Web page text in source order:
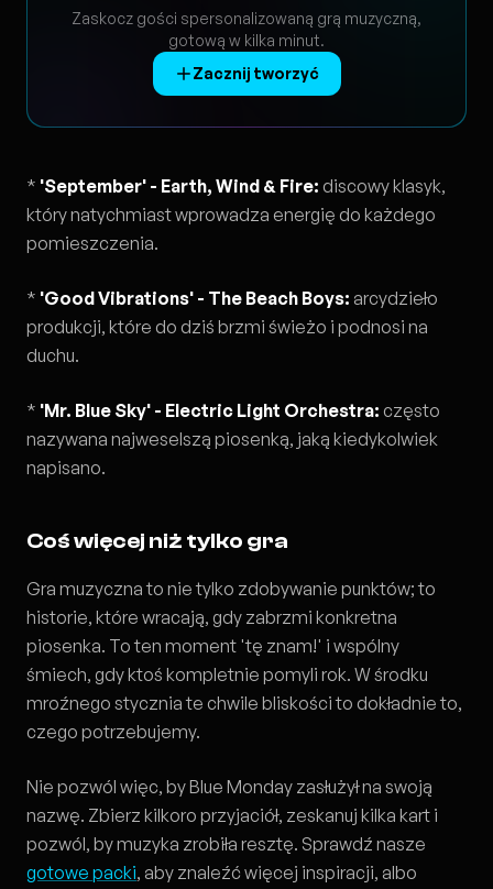
Zaskocz gości spersonalizowaną grą muzyczną,
gotową w kilka minut.
Zacznij tworzyć
* 'September' - Earth, Wind & Fire: discowy klasyk,
który natychmiast wprowadza energię do każdego
pomieszczenia.
* 'Good Vibrations' - The Beach Boys: arcydzieło
produkcji, które do dziś brzmi świeżo i podnosi na
duchu.
* 'Mr. Blue Sky' - Electric Light Orchestra: często
nazywana najweselszą piosenką, jaką kiedykolwiek
napisano.
Coś więcej niż tylko gra
Gra muzyczna to nie tylko zdobywanie punktów; to
historie, które wracają, gdy zabrzmi konkretna
piosenka. To ten moment 'tę znam!' i wspólny
śmiech, gdy ktoś kompletnie pomyli rok. W środku
mroźnego stycznia te chwile bliskości to dokładnie to,
czego potrzebujemy.
Nie pozwól więc, by Blue Monday zasłużył na swoją
nazwę. Zbierz kilkoro przyjaciół, zeskanuj kilka kart i
pozwól, by muzyka zrobiła resztę. Sprawdź nasze
gotowe packi, aby znaleźć więcej inspiracji, albo